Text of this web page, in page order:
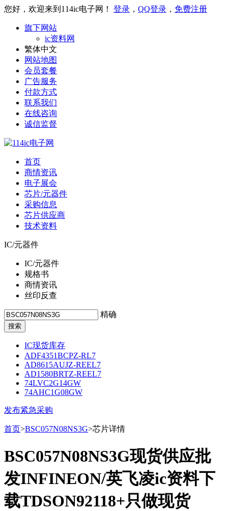
您好，欢迎来到114ic电子网！ 登录 ， QQ登录 ， 免费注册
旗下网站
ic资料网
繁体中文
网站地图
会员套餐
广告服务
付款方式
联系我们
在线咨询
诚信监督
首页
商情资讯
电子展会
芯片/元器件
采购信息
芯片供应商
技术资料
IC/元器件
IC/元器件
规格书
商情资讯
丝印反查
精确
IC现货库存
ADF4351BCPZ-RL7
AD8615AUJZ-REEL7
AD1580BRTZ-REEL7
74LVC2G14GW
74AHC1G08GW
发布紧急采购
首页>BSC057N08NS3G>芯片详情
BSC057N08NS3G现货供应批
发INFINEON/英飞凌ic资料下
载TDSON92118+只做现货